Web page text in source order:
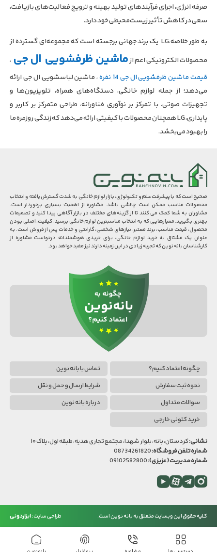
صرفه انرژی، اجرای فرآیندهای تولید بهینه و ترویج فعالیت‌های بازیافت،
سعی در کاهش تأثیر زیست‌محیطی خود دارد.
به طور خلاصه،LG یک برند جهانی برجسته است که مجموعه‌ای گسترده از
محصولات الکترونیکی اعم ازماشین ظرفشویی ال جی ،
قیمت ماشین ظرفشویی ال جی 14 نفره
، ماشین لباسشویی ال جی ارائه
می‌دهد؛ از جمله لوازم خانگی، دستگاه‌های همراه، تلویزیون‌ها و
تجهیزات صوتی. با تمرکز بر نوآوری فناورانه، طراحی متمرکز بر کاربر و
پایداری، LG همچنان محصولات با کیفیتی ارائه می‌دهد که زندگی روزمره ما
را بهبود می‌بخشد.
صحیح است که با پیشرفت علم و تکنولوژی، بازار لوازم خانگی به شدت گسترش یافته و انتخاب
محصولات مناسب ممکن است چالشی باشد. مشاوره از اهمیت بسیاری برخوردار است.
مشاوران به شما کمک می کنند تا از گزینه‌های مختلف در بازار آگاهی پیدا کنید و تصمیمات
بهتری بگیرید. معیارهایی که به انتخاب مناسبترین لوازم خانگی برسید، کیفیت، اصلی بودن
محصول، قیمت مناسب، برند معتبر، نیازهای شخصی، گارانتی و خدمات پس از فروش است. به
عنوان یک مشتاق به خرید لوازم خانگی، برای خریدی هوشمندانه درخواست مشاوره از
کارشناسان بانه نوین که تجربه زیادی در این زمینه دارند نیز مفید خواهد بود.
چگونه اعتماد کنیم؟
تماس با بانه نوین
نحوه ثبت سفارش
شرایط ارسال و حمل و نقل
سوالات متداول
درباره بانه نوین
خرید کتونی خارجی
نشانی:کردستان، بانه، بلوار شهدا، مجتمع تجاری هدیه، طبقه اول، پلاک ۱۰
شماره تلفن فروشگاه:08734261820
شماره مدیریت (عزیزی):
اینستاگرام
تلگرامآپاراتیوتیوب
کلیه حقوق این وبسایت متعلق به بانه نوین است. طراحی سایتبانه